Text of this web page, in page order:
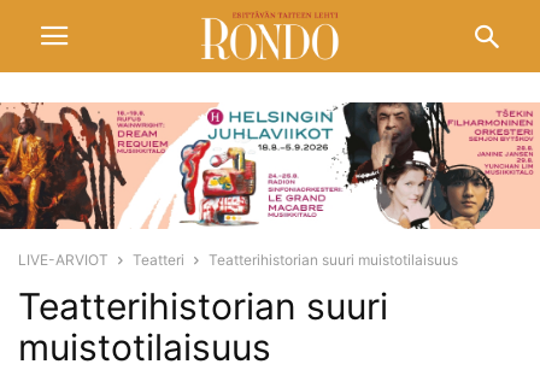
LIVE-ARVIOT Teatteri Teatterihistorian suuri muistotilaisuus
Teatterihistorian suuri
muistotilaisuus